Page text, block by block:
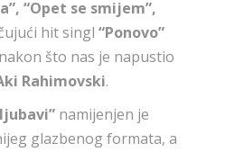
“Opet se smijem”,
hit singl “Ponovo”
što nas je napustio
Rahimovski.
namijenjen je
glazbenog formata, a